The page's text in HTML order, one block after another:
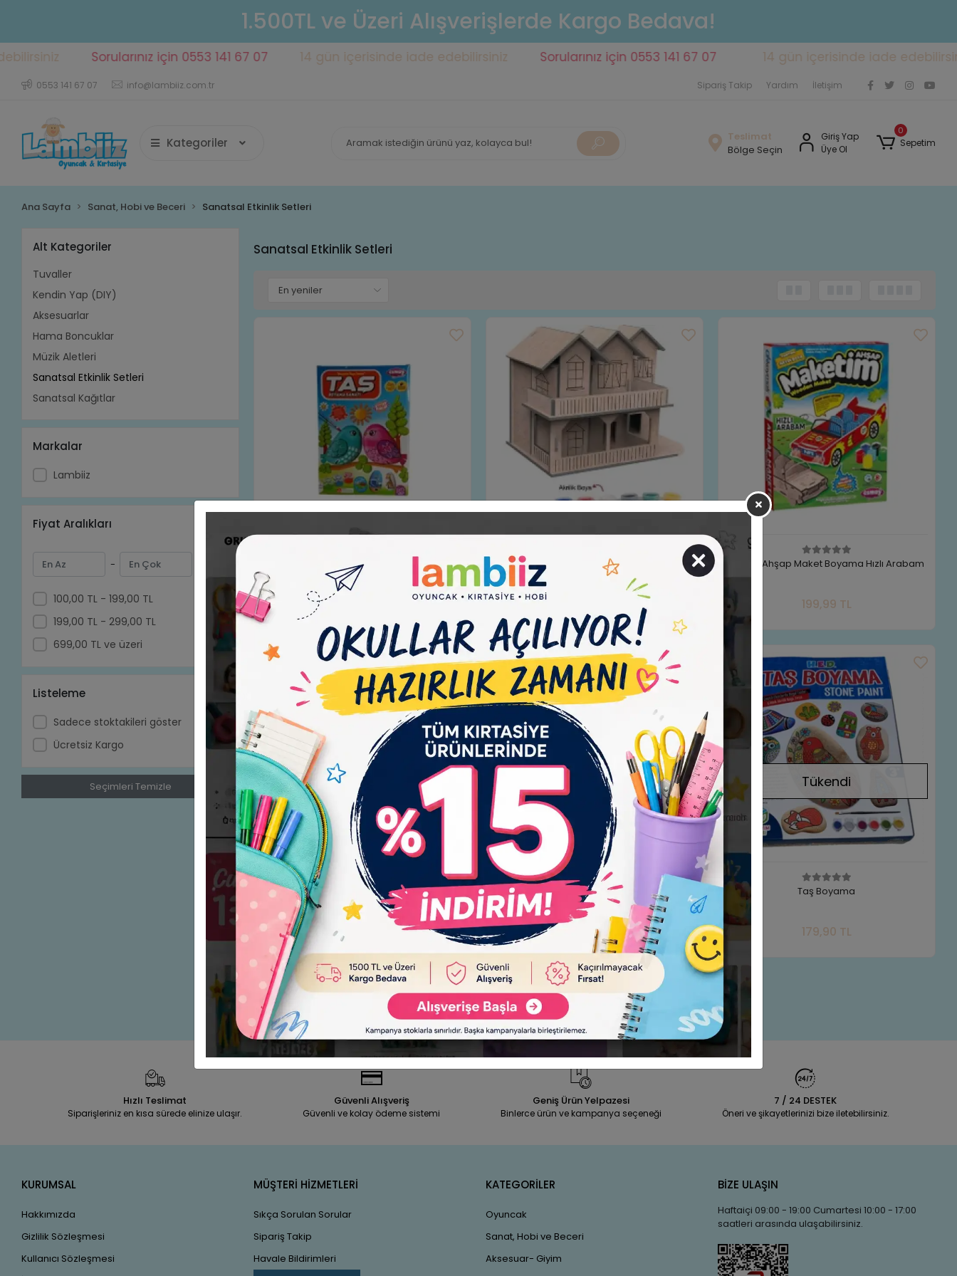
1.500TL ve Üzeri Alışverişlerde Kargo Bedava!
Sorularınız için 0553 141 67 07 14 gün içerisinde iade edebilirsiniz Sorularınız için 0553 141 67 07 14 gün içerisinde iade edebilirsiniz
0553 141 67 07 info@lambiiz.com.tr Sipariş Takip Yardım İletişim
Kategoriler
Teslimat
Bölge Seçin
Giriş Yap
Üye Ol
0
Sepetim
Ana Sayfa Sanat, Hobi ve Beceri Sanatsal Etkinlik Setleri
Alt Kategoriler
Tuvaller
Kendin Yap (DIY)
Aksesuarlar
Hama Boncuklar
Müzik Aletleri
Sanatsal Etkinlik Setleri
Sanatsal Kağıtlar
Markalar
Lambiiz
Fiyat Aralıkları
-
100,00 TL - 199,00 TL
199,00 TL - 299,00 TL
699,00 TL ve üzeri
Listeleme
Sadece stoktakileri göster
Ücretsiz Kargo
Seçimleri Temizle
Sanatsal Etkinlik Setleri
Esmay Taş Boyama Sanatı - Hayalini Taşa
Yansıt
Sepete Ekle
Esmay Ahşap Maket Boyama Norveç Evim
Adet
Sepete Ekle
Esmay Ahşap Maket Boyama Hızlı Arabam
199,99 TL
4M Perili Dünya 04548 - Make Your Own
Mini Dollies - Fairyland - Perili Dünya
750,00 TL
Sepete Ekle
Stokta Yok
Tükendi
Esmay Ahşap Maket Boyama Minyatür Evim
199,99 TL
Stokta Yok
Stokta Yok
Tükendi
Taş Boyama
179,90 TL
Hızlı Teslimat
Siparişleriniz en kısa sürede elinize ulaşır.
Güvenli Alışveriş
Güvenli ve kolay ödeme sistemi
Geniş Ürün Yelpazesi
Binlerce ürün ve kampanya seçeneği
7 / 24 DESTEK
Öneri ve şikayetlerinizi bize iletebilirsiniz.
KURUMSAL
Hakkımızda
Gizlilik Sözleşmesi
Kullanıcı Sözleşmesi
MÜŞTERİ HİZMETLERİ
Sıkça Sorulan Sorular
Sipariş Takip
Havale Bildirimleri
KATEGORİLER
Oyuncak
Sanat, Hobi ve Beceri
Aksesuar- Giyim
BİZE ULAŞIN
Haftaiçi 09:00 - 19:00 Cumartesi 10:00 - 17:00
saatleri arasında ulaşabilirsiniz.